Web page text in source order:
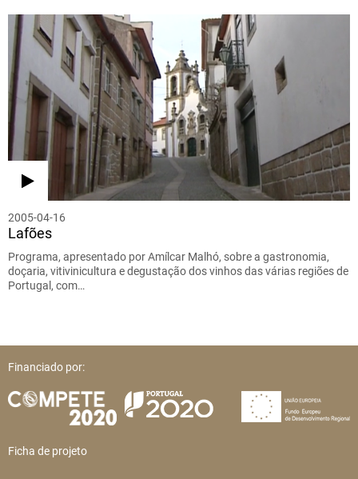
2005-04-16
Lafões
Programa, apresentado por Amílcar Malhó, sobre a gastronomia,
doçaria, vitivinicultura e degustação dos vinhos das várias regiões de
Portugal, com…
Financiado por:
Ficha de projeto